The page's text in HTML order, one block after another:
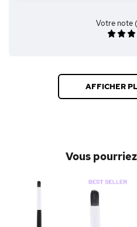
Votre note
AFFICHER
Vous